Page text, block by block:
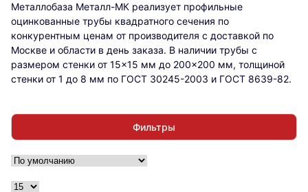
Металлобаза Металл-МК реализует профильные
оцинкованные трубы квадратного сечения по
конкурентным ценам от производителя с доставкой по
Москве и области в день заказа. В наличии трубы с
размером стенки от 15×15 мм до 200×200 мм, толщиной
стенки от 1 до 8 мм по ГОСТ 30245-2003 и ГОСТ 8639-82.
Фильтры